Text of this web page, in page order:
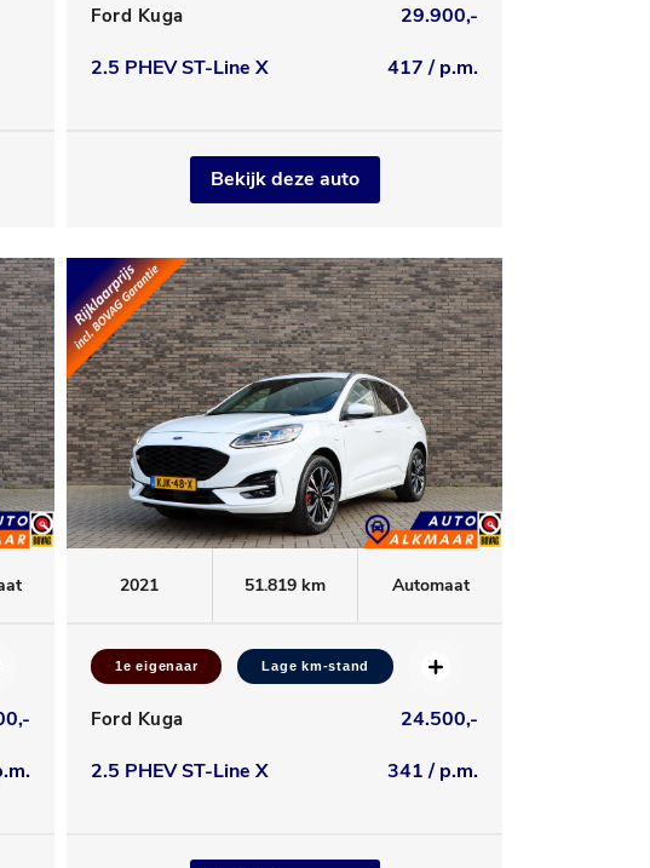
Ford Kuga
29.900,-
2.5 PHEV ST-Line X
417 / p.m.
Bekijk deze auto
2021 51.819 km Automaat
1e eigenaar Lage km-stand
Ford Kuga
24.500,-
2.5 PHEV ST-Line X
341 / p.m.